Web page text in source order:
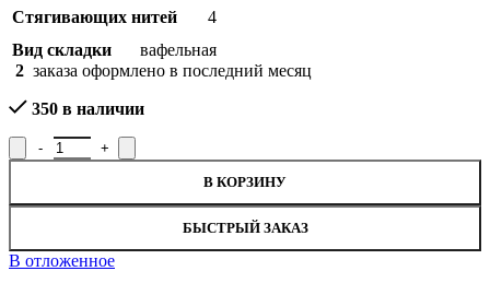
Стягивающих нитей
4
Вид складки
вафельная
2 заказа оформлено в последний месяц
350 в наличии
Количество товара Лента для штор 09С3563ПЭ-Г50, рисунок
В КОРЗИНУ
БЫСТРЫЙ ЗАКАЗ
В отложенное